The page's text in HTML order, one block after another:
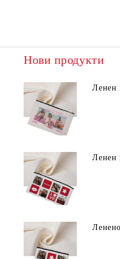
Нови продукти
Ленен
Ленен